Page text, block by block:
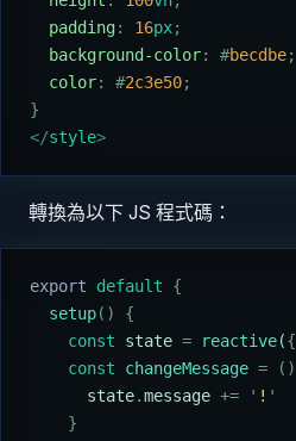
  padding
: 16px;
  background-color
: #becdbe;
  color
: #2c3e50;
}
</style>
轉換為以下 JS 程式碼：
export default {
  setup
()
{
    const
state = reactive({
    const
changeMessage = ()
      state
.message += ' ! '
    }